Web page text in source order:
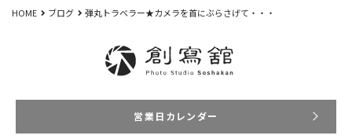
HOME ブログ 弾丸トラベラー★カメラを首にぶらさげて・・・
営業日カレンダー